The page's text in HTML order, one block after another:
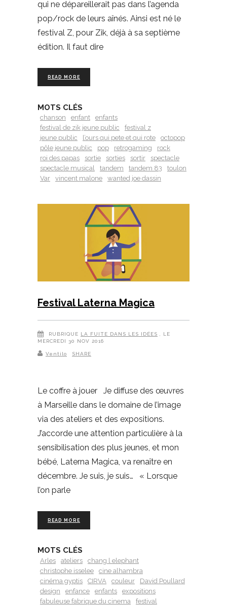
qui ne dépareillerait pas dans l’agenda
pop/rock de leurs aînés. Ainsi est né le
festival Z, pour Zik, déjà à sa septième
édition. Il faut dire
READ MORE
MOTS CLÉS
chanson enfant
enfants
festival de zik jeune public
festival z
jeune public
l’ours qui pete et qui rote
octopop
pôle jeune public
pop retrogaming
rock
roi des papas
sortie sorties sortir
spectacle
spectacle musical
tandem tandem 83
toulon
Var
vincent malone wanted joe dassin
Festival Laterna Magica
RUBRIQUE LA FUITE DANS LES IDÉES , LE
MERCREDI 30 NOV 2016
Ventilo SHARE
Le coffre à jouer Je diffuse des œuvres
à Marseille dans le domaine de l’image
via des ateliers et des expositions.
J’accorde une attention particulière à la
sensibilisation des plus jeunes, et mon
bébé, Laterna Magica, va renaître en
décembre. Je suis, je suis… « Lorsque
l’on parle
READ MORE
MOTS CLÉS
Arles ateliers
chang l elephant
christophe isselee
cine alhambra
cinéma gyptis
CIRVA couleur
David Poullard
design
enfance enfants
expositions
fabuleuse fabrique du cinema
festival